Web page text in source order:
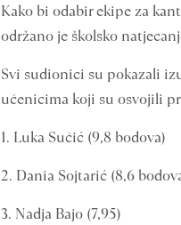
Kako bi odabir ekipe za
održano je školsko
Svi sudionici su pokazali
učenicima koji su osvojili
1. Luka Sučić (9,8 bodova)
2. Dania Sojtarić (8,6
3. Nadja Bajo (7,95)